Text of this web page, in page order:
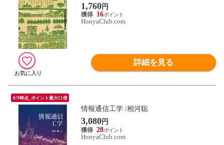
1,760円
16
HonyaClub.com
詳細を見る
8/9時点_ポイント最大11倍
情報通信工学 /相河聡
3,080円
28
HonyaClub.com